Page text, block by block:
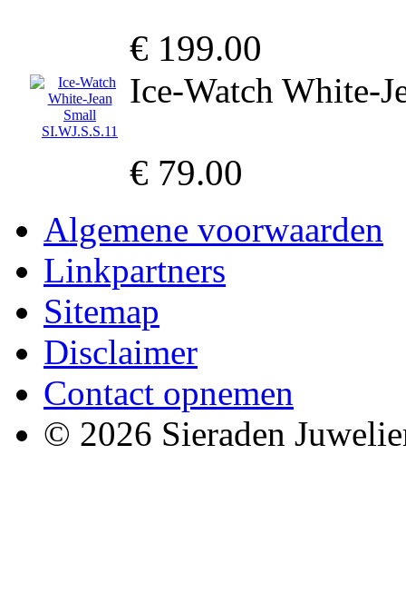
€ 199.00
Ice-Watch White-
€ 79.00
Algemene voorwaarden
Linkpartners
Sitemap
Disclaimer
Contact opnemen
© 2026 Sieraden